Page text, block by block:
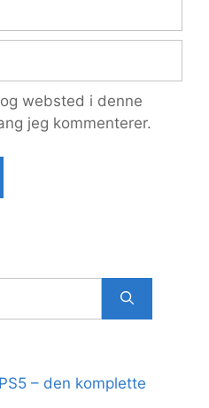
websted i denne
jeg kommenterer.
– den komplette